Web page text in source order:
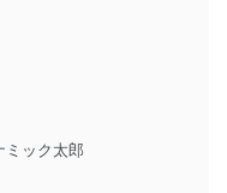
ミック太郎